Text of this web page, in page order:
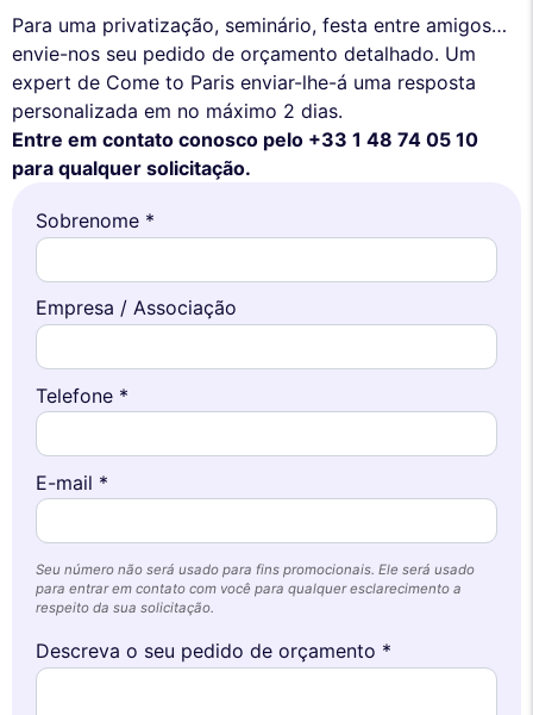
Para uma privatização, seminário, festa entre amigos…
envie-nos seu pedido de orçamento detalhado. Um
expert de Come to Paris enviar-lhe-á uma resposta
personalizada em no máximo 2 dias.
Entre em contato conosco pelo +33 1 48 74 05 10
para qualquer solicitação.
Sobrenome *
Empresa / Associação
Telefone *
E-mail *
Seu número não será usado para fins promocionais. Ele será usado
para entrar em contato com você para qualquer esclarecimento a
respeito da sua solicitação.
Descreva o seu pedido de orçamento *